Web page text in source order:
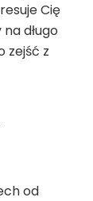
Cię
długo
zejść z
od